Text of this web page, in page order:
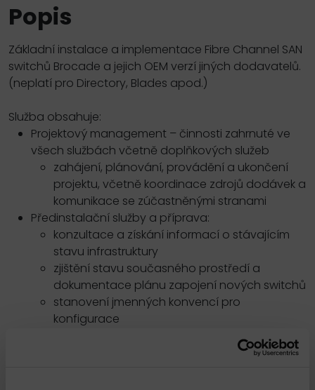
Popis
Základní instalace a implementace Fibre Channel SAN
switchů Brocade a jejich OEM verzí jiných dodavatelů.
(neplatí pro Directory, Blades apod.)
Služba obsahuje:
Projektový management – činnosti zahrnuté ve
všech službách včetně doplňkových služeb
zahájení, plánování, provádění a ukončení
projektu, včetně koordinace zdrojů dodávek a
komunikace se zúčastněnými stranami
Předinstalační služby a příprava:
konzultace a získání informací o stávajícím
stavu infrastruktury
zjištění stavu současného prostředí a
dokumentace plánu zapojení nových switchů
stanovení jmenných konvencí pro
konfigurace
ověření stavu stávající FC SAN infrastruktury
Instalace a základní konfigurace Fibre Channel